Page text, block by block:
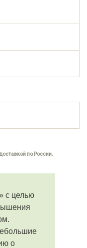
с целью
о
по России.